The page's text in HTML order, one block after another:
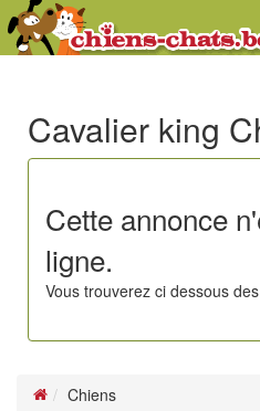
Cavalier king
Cette annonce
ligne.
Vous trouverez ci dessous
Chiens